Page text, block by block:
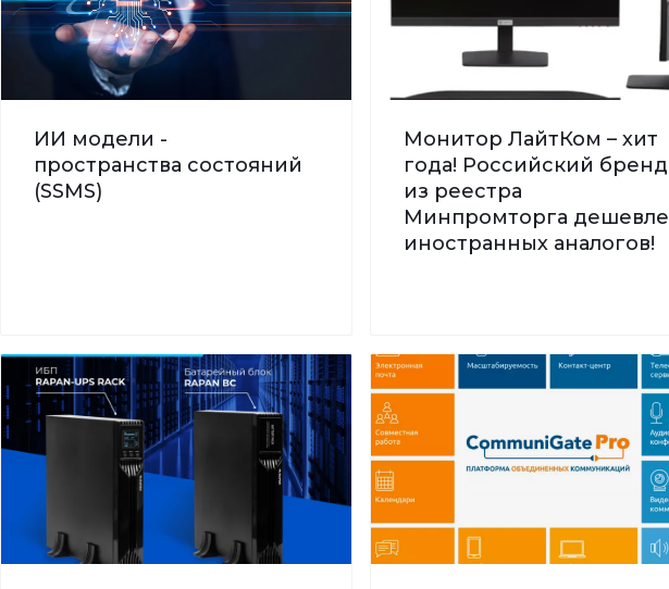
ИИ модели -
пространства состояний
(SSMS)
Монитор ЛайтКом – хит
года! Российский бренд
из реестра
Минпромторга дешевле
иностранных аналогов!